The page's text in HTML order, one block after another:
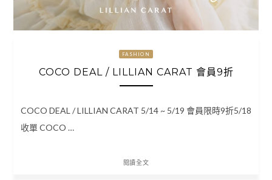
FASHION
COCO DEAL / LILLIAN CARAT 會員9折
COCO DEAL / LILLIAN CARAT 5/14 ~ 5/19 會員限時9折5/18
收單 COCO …
閱讀全文